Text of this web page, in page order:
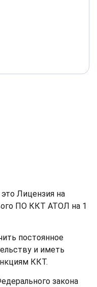
Лицензия на
ПО ККТ АТОЛ на 1
постоянное
и иметь
ККТ.
закона